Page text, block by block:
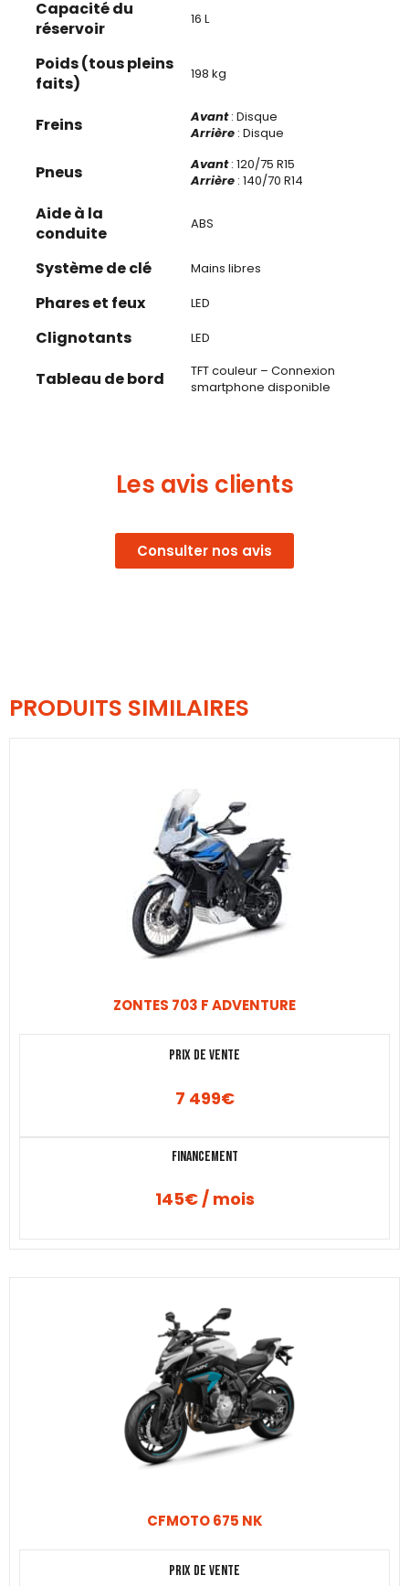
Capacité du
réservoir
16 L
Poids (tous pleins
faits)
198 kg
Freins Avant: Disque
Arrière : Disque
Pneus Avant: 120/75 R15
Arrière : 140/70 R14
Aide à la
conduite
ABS
Système de clé Mains libres
Phares et feux LED
Clignotants LED
Tableau de bord
TFT couleur – Connexion
smartphone disponible
Les avis clients
Consulter nos avis
PRODUITS SIMILAIRES
ZONTES 703 F ADVENTURE
Prix de vente
7 499€
Financement
145€ / mois
CFMOTO 675 NK
Prix de vente